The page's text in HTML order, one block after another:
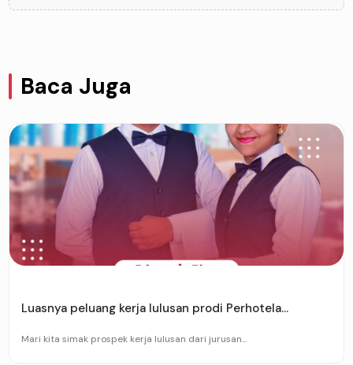
Baca Juga
Luasnya peluang kerja lulusan prodi Perhotela...
Mari kita simak prospek kerja lulusan dari jurusan...